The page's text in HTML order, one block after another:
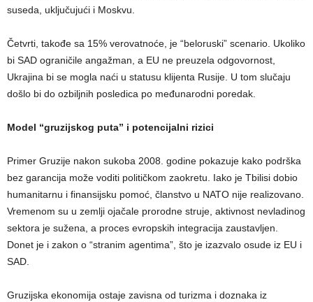
suseda, uključujući i Moskvu.
Četvrti, takođe sa 15% verovatnoće, je “beloruski” scenario. Ukoliko
bi SAD ograničile angažman, a EU ne preuzela odgovornost,
Ukrajina bi se mogla naći u statusu klijenta Rusije. U tom slučaju
došlo bi do ozbiljnih posledica po međunarodni poredak.
Model “gruzijskog puta” i potencijalni rizici
Primer Gruzije nakon sukoba 2008. godine pokazuje kako podrška
bez garancija može voditi političkom zaokretu. Iako je Tbilisi dobio
humanitarnu i finansijsku pomoć, članstvo u NATO nije realizovano.
Vremenom su u zemlji ojačale prorodne struje, aktivnost nevladinog
sektora je sužena, a proces evropskih integracija zaustavljen.
Donet je i zakon o “stranim agentima”, što je izazvalo osude iz EU i
SAD.
Gruzijska ekonomija ostaje zavisna od turizma i doznaka iz